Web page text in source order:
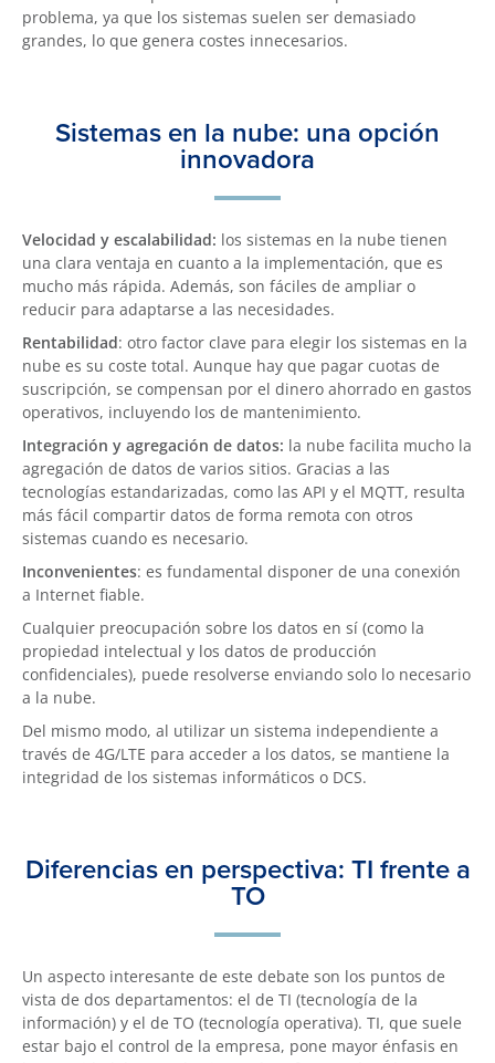
problema, ya que los sistemas suelen ser demasiado
grandes, lo que genera costes innecesarios.
Sistemas en la nube: una opción
innovadora
Velocidad y escalabilidad: los sistemas en la nube tienen
una clara ventaja en cuanto a la implementación, que es
mucho más rápida. Además, son fáciles de ampliar o
reducir para adaptarse a las necesidades.
Rentabilidad: otro factor clave para elegir los sistemas en la
nube es su coste total. Aunque hay que pagar cuotas de
suscripción, se compensan por el dinero ahorrado en gastos
operativos, incluyendo los de mantenimiento.
Integración y agregación de datos: la nube facilita mucho la
agregación de datos de varios sitios. Gracias a las
tecnologías estandarizadas, como las API y el MQTT, resulta
más fácil compartir datos de forma remota con otros
sistemas cuando es necesario.
Inconvenientes: es fundamental disponer de una conexión
a Internet fiable.
Cualquier preocupación sobre los datos en sí (como la
propiedad intelectual y los datos de producción
confidenciales), puede resolverse enviando solo lo necesario
a la nube.
Del mismo modo, al utilizar un sistema independiente a
través de 4G/LTE para acceder a los datos, se mantiene la
integridad de los sistemas informáticos o DCS.
Diferencias en perspectiva: TI frente a
TO
Un aspecto interesante de este debate son los puntos de
vista de dos departamentos: el de TI (tecnología de la
información) y el de TO (tecnología operativa). TI, que suele
estar bajo el control de la empresa, pone mayor énfasis en